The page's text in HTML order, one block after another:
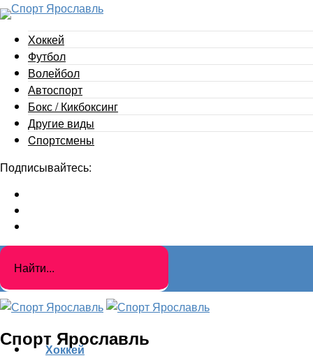
Хоккей
Футбол
Волейбол
Автоспорт
Бокс / Кикбоксинг
Другие виды
Cпортсмены
Подписывайтесь:
Спорт Ярославль
Хоккей